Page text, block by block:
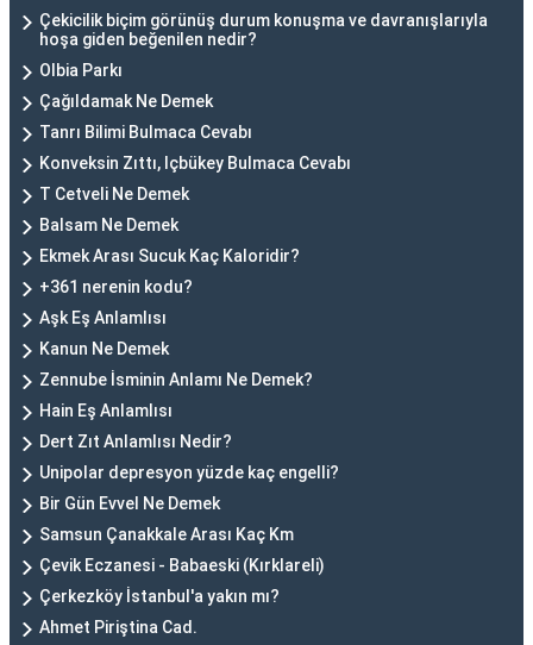
Çekicilik biçim görünüş durum konuşma ve davranışlarıyla
hoşa giden beğenilen nedir?
Olbia Parkı
Çağıldamak Ne Demek
Tanrı Bilimi Bulmaca Cevabı
Konveksin Zıttı, Içbükey Bulmaca Cevabı
T Cetveli Ne Demek
Balsam Ne Demek
Ekmek Arası Sucuk Kaç Kaloridir?
+361 nerenin kodu?
Aşk Eş Anlamlısı
Kanun Ne Demek
Zennube İsminin Anlamı Ne Demek?
Hain Eş Anlamlısı
Dert Zıt Anlamlısı Nedir?
Unipolar depresyon yüzde kaç engelli?
Bir Gün Evvel Ne Demek
Samsun Çanakkale Arası Kaç Km
Çevik Eczanesi - Babaeski (Kırklareli)
Çerkezköy İstanbul'a yakın mı?
Ahmet Piriştina Cad.